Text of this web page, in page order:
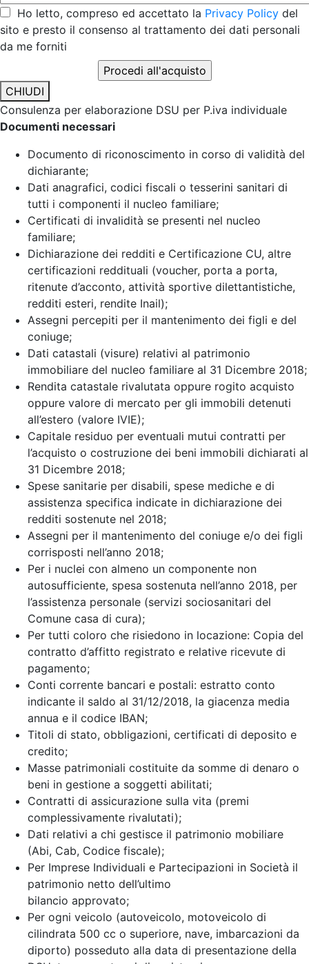
Ho letto, compreso ed accettato la Privacy Policy del
sito e presto il consenso al trattamento dei dati personali
da me forniti
CHIUDI
Consulenza per elaborazione DSU per P.iva individuale
Documenti necessari
Documento di riconoscimento in corso di validità del
dichiarante;
Dati anagrafici, codici fiscali o tesserini sanitari di
tutti i componenti il nucleo familiare;
Certificati di invalidità se presenti nel nucleo
familiare;
Dichiarazione dei redditi e Certificazione CU, altre
certificazioni reddituali (voucher, porta a porta,
ritenute d’acconto, attività sportive dilettantistiche,
redditi esteri, rendite Inail);
Assegni percepiti per il mantenimento dei figli e del
coniuge;
Dati catastali (visure) relativi al patrimonio
immobiliare del nucleo familiare al 31 Dicembre 2018;
Rendita catastale rivalutata oppure rogito acquisto
oppure valore di mercato per gli immobili detenuti
all’estero (valore IVIE);
Capitale residuo per eventuali mutui contratti per
l’acquisto o costruzione dei beni immobili dichiarati al
31 Dicembre 2018;
Spese sanitarie per disabili, spese mediche e di
assistenza specifica indicate in dichiarazione dei
redditi sostenute nel 2018;
Assegni per il mantenimento del coniuge e/o dei figli
corrisposti nell’anno 2018;
Per i nuclei con almeno un componente non
autosufficiente, spesa sostenuta nell’anno 2018, per
l’assistenza personale (servizi sociosanitari del
Comune casa di cura);
Per tutti coloro che risiedono in locazione: Copia del
contratto d’affitto registrato e relative ricevute di
pagamento;
Conti corrente bancari e postali: estratto conto
indicante il saldo al 31/12/2018, la giacenza media
annua e il codice IBAN;
Titoli di stato, obbligazioni, certificati di deposito e
credito;
Masse patrimoniali costituite da somme di denaro o
beni in gestione a soggetti abilitati;
Contratti di assicurazione sulla vita (premi
complessivamente rivalutati);
Dati relativi a chi gestisce il patrimonio mobiliare
(Abi, Cab, Codice fiscale);
Per Imprese Individuali e Partecipazioni in Società il
patrimonio netto dell’ultimo
bilancio approvato;
Per ogni veicolo (autoveicolo, motoveicolo di
cilindrata 500 cc o superiore, nave, imbarcazioni da
diporto) posseduto alla data di presentazione della